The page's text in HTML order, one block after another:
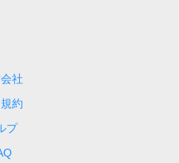
社
約
プ